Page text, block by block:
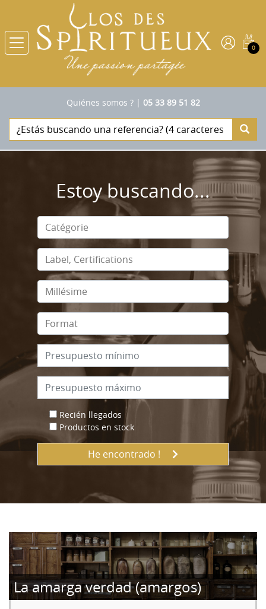
0
Quiénes somos ?| 05 33 89 51 82
Estoy buscando...
Recién llegados
Productos en stock
He encontrado !
La amarga verdad (amargos)